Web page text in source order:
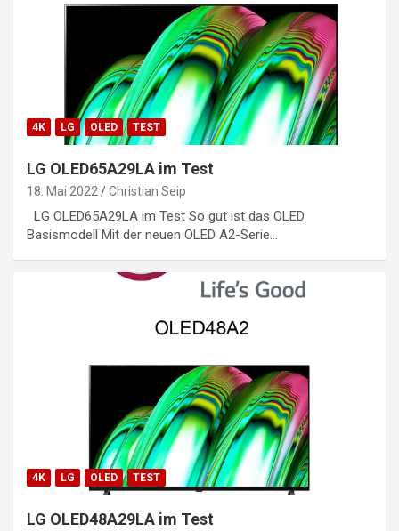
4K LG OLED TEST
LG OLED65A29LA im Test
18. Mai 2022 Christian Seip
LG OLED65A29LA im Test So gut ist das OLED
Basismodell Mit der neuen OLED A2-Serie…
4K LG OLED TEST
LG OLED48A29LA im Test